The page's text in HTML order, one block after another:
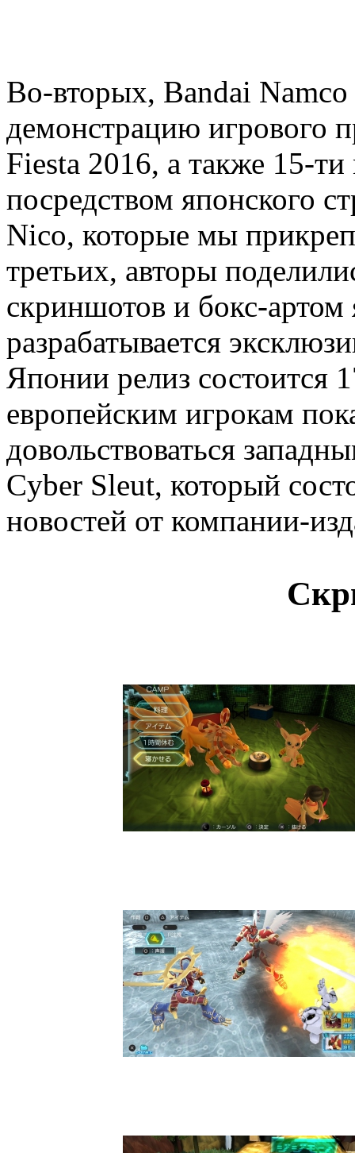
Во-вторых, Bandai Namco
демонстрацию игрового
Fiesta 2016, а также 15-
посредством японского
Nico, которые мы
третьих, авторы
скриншотов и бокс-артом
разрабатывается
Японии релиз состоится
европейским игрокам
довольствоваться
Cyber Sleut, который
новостей от компании-